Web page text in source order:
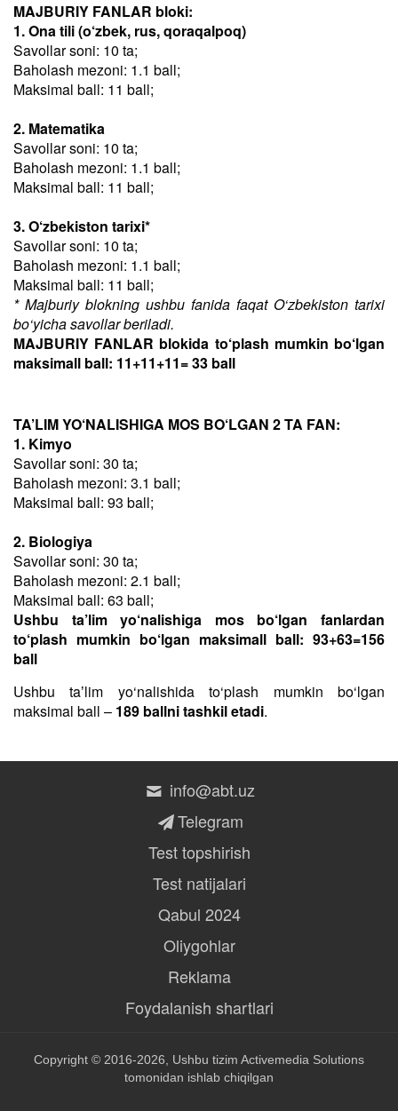
MAJBURIY FANLAR bloki:
1. Ona tili (o‘zbek, rus, qoraqalpoq)
Savollar soni: 10 ta;
Baholash mezoni: 1.1 ball;
Maksimal ball: 11 ball;
2. Matematika
Savollar soni: 10 ta;
Baholash mezoni: 1.1 ball;
Maksimal ball: 11 ball;
3. O‘zbekiston tarixi*
Savollar soni: 10 ta;
Baholash mezoni: 1.1 ball;
Maksimal ball: 11 ball;
* Majburiy blokning ushbu fanida faqat O‘zbekiston tarixi
bo‘yicha savollar beriladi.
MAJBURIY FANLAR blokida to‘plash mumkin bo‘lgan
maksimall ball: 11+11+11= 33 ball
TA’LIM YO‘NALISHIGA MOS BO‘LGAN 2 TA FAN:
1. Kimyo
Savollar soni: 30 ta;
Baholash mezoni: 3.1 ball;
Maksimal ball: 93 ball;
2. Biologiya
Savollar soni: 30 ta;
Baholash mezoni: 2.1 ball;
Maksimal ball: 63 ball;
Ushbu ta’lim yo‘nalishiga mos bo‘lgan fanlardan
to‘plash mumkin bo‘lgan maksimall ball: 93+63=156
ball
Ushbu taʼlim yo‘nalishida to‘plash mumkin bo‘lgan
maksimal ball – 189 ballni tashkil etadi.
info@abt.uz
Telegram
Test topshirish
Test natijalari
Qabul 2024
Oliygohlar
Reklama
Foydalanish shartlari
Copyright © 2016-2026, Ushbu tizim Activemedia Solutions
tomonidan ishlab chiqilgan